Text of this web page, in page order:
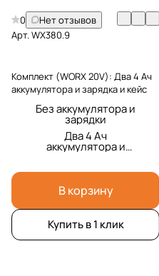
0
Нет отзывов
Арт.WX380.9
Комплект (WORX 20V): Два 4 Ач
аккумулятора и зарядка и кейс
Без аккумулятора и
зарядки
Два 4 Ач
аккумулятора и
зарядка и кейс
В корзину
Купить в 1 клик